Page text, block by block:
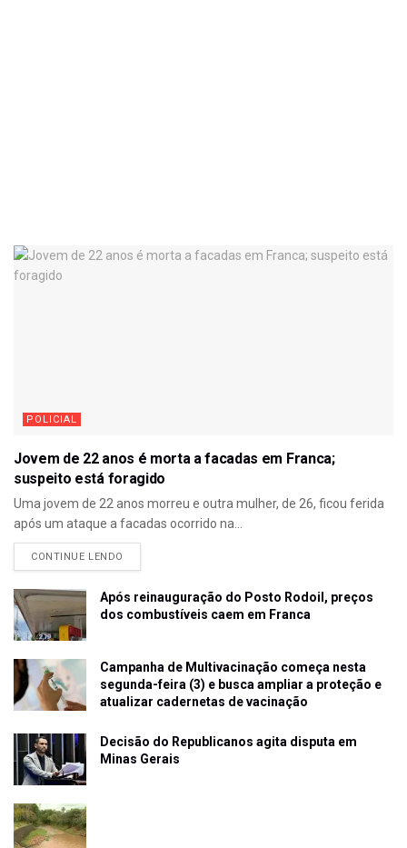
POLICIAL
Jovem de 22 anos é morta a facadas em Franca;
suspeito está foragido
Uma jovem de 22 anos morreu e outra mulher, de 26, ficou ferida
após um ataque a facadas ocorrido na...
CONTINUE LENDO
Após reinauguração do Posto Rodoil, preços
dos combustíveis caem em Franca
Campanha de Multivacinação começa nesta
segunda-feira (3) e busca ampliar a proteção e
atualizar cadernetas de vacinação
Decisão do Republicanos agita disputa em
Minas Gerais